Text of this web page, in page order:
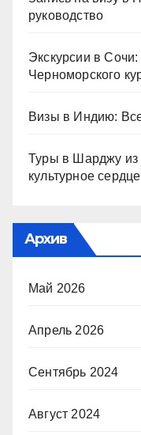
руководство
Экскурсии в
Черноморского
Визы в Индию:
Туры в Шарджу из
культурное
Архив
Май 2026
Апрель 2026
Сентябрь 2024
Август 2024